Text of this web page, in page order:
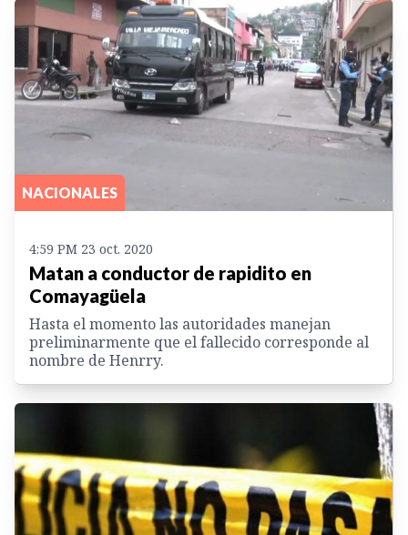
NACIONALES
4:59 PM 23 oct. 2020
Matan a conductor de rapidito en
Comayagüela
Hasta el momento las autoridades manejan
preliminarmente que el fallecido corresponde al
nombre de Henrry.